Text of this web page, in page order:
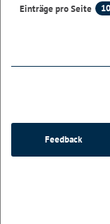
Einträge pro Seite
10
Feedback